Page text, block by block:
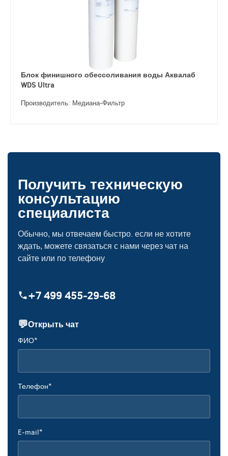
Блок финишного обессоливания воды Аквалаб
WDS Ultra
Производитель: Медиана-Фильтр
Получить техническую
консультацию
специалиста
Обычно, мы отвечаем быстро. если не хотите
ждать, можете связаться с нами через чат на
сайте или по телефону
+7 499 455‑29‑68
💬Открыть чат
ФИО*
Телефон*
E-mail*